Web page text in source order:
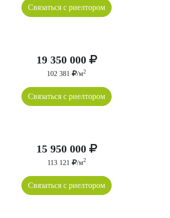
Связаться с риелтором
19 350 000
102 381 /м2
Связаться с риелтором
15 950 000
113 121 /м2
Связаться с риелтором